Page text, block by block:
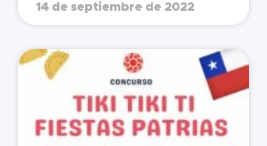
14 de septiembre de 2022